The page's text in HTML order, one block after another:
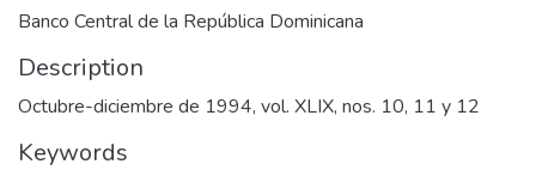
Banco Central de la República Dominicana
Description
Octubre-diciembre de 1994, vol. XLIX, nos. 10, 11 y 12
Keywords